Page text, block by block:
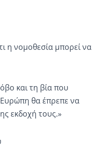
η νομοθεσία μπορεί να
και τη βία που
Ευρώπη θα έπρεπε να
εκδοχή τους.»